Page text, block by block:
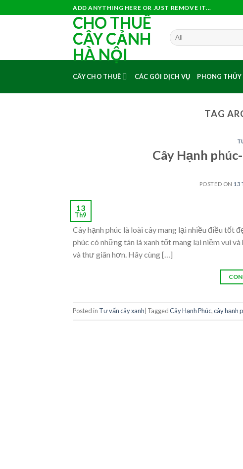
ADD ANYTHING HERE OR JUST REMOVE IT...
CHO THUÊ
CÂY CẢNH
HÀ NỘI
CÂY CHO THUÊ CÁC GÓI DỊCH VỤ PHONG THỦY
TAG
Cây Hạnh
POSTED ON 13
13
Th9
Cây hạnh phúc là loài cây mang lại nhiều điều tốt
phúc có những tán lá xanh tốt mang lại niềm vui
và thư giãn hơn. Hãy cùng […]
Posted in Tư vấn cây xanh TaggedCây Hạnh Phúc,cây hạnh